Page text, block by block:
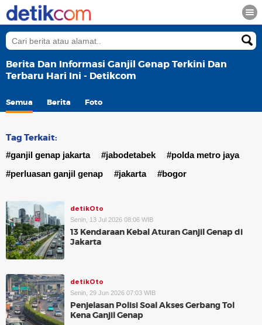
Berita Dan Informasi Ganjil Genap Terkini Dan
Terbaru Hari Ini - Detikcom
Semua Berita Foto
Tag Terkait:
#ganjil genap jakarta #jabodetabek
#polda metro jaya
#perluasan ganjil genap
#jakarta #bogor
detikOto
Senin, 13 Jul 2026 08:06 WIB
13 Kendaraan Kebal Aturan Ganjil Genap di
Jakarta
detikOto
Senin, 29 Jun 2026 07:03 WIB
Penjelasan Polisi Soal Akses Gerbang Tol
Kena Ganjil Genap